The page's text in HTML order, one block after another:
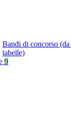
Bandi di concorso
tabelle)
9